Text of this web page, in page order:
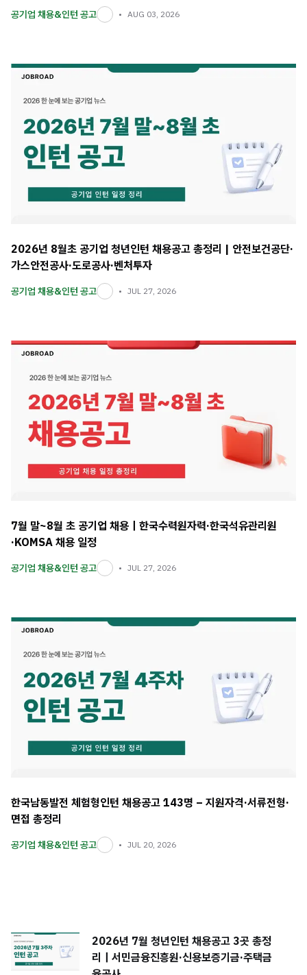
공기업 채용&인턴 공고 AUG 03, 2026
2026년 8월초 공기업 청년인턴 채용공고 총정리 | 안전보건공단·
가스안전공사·도로공사·벤처투자
공기업 채용&인턴 공고 JUL 27, 2026
7월 말~8월 초 공기업 채용｜한국수력원자력·한국석유관리원
·KOMSA 채용 일정
공기업 채용&인턴 공고 JUL 27, 2026
한국남동발전 체험형인턴 채용공고 143명 – 지원자격·서류전형·
면접 총정리
공기업 채용&인턴 공고 JUL 20, 2026
2026년 7월 청년인턴 채용공고 3곳 총정
리｜서민금융진흥원·신용보증기금·주택금